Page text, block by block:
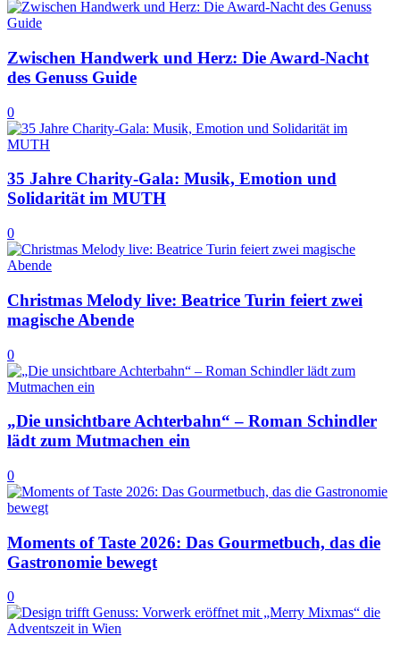
Zwischen Handwerk und Herz: Die Award-Nacht
des Genuss Guide
0
35 Jahre Charity-Gala: Musik, Emotion und
Solidarität im MUTH
0
Christmas Melody live: Beatrice Turin feiert zwei
magische Abende
0
„Die unsichtbare Achterbahn“ – Roman Schindler
lädt zum Mutmachen ein
0
Moments of Taste 2026: Das Gourmetbuch, das die
Gastronomie bewegt
0